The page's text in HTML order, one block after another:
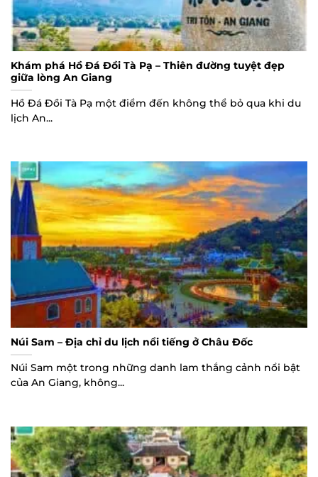
Khám phá Hồ Đá Đồi Tà Pạ – Thiên đường tuyệt đẹp
giữa lòng An Giang
Hồ Đá Đồi Tà Pạ một điểm đến không thể bỏ qua khi du
lịch An...
Núi Sam – Địa chỉ du lịch nổi tiếng ở Châu Đốc
Núi Sam một trong những danh lam thắng cảnh nổi bật
của An Giang, không...